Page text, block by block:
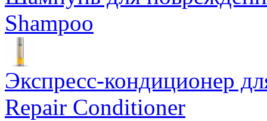
Shampoo
Экспресс-кондиционер
Repair Conditioner